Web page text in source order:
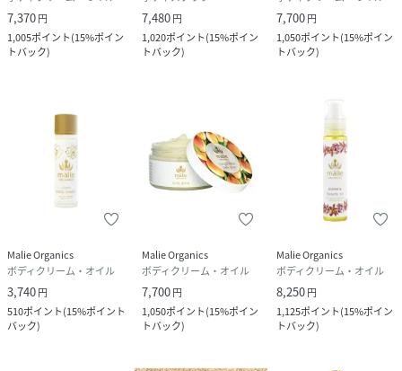
7,370円
1,005ポイント(15%ポイン
トバック)
7,480円
1,020ポイント(15%ポイン
トバック)
7,700円
1,050ポイント(15%ポイン
トバック)
Malie Organics
ボディクリーム・オイル
3,740円
510ポイント(15%ポイント
バック)
Malie Organics
ボディクリーム・オイル
7,700円
1,050ポイント(15%ポイン
トバック)
Malie Organics
ボディクリーム・オイル
8,250円
1,125ポイント(15%ポイン
トバック)